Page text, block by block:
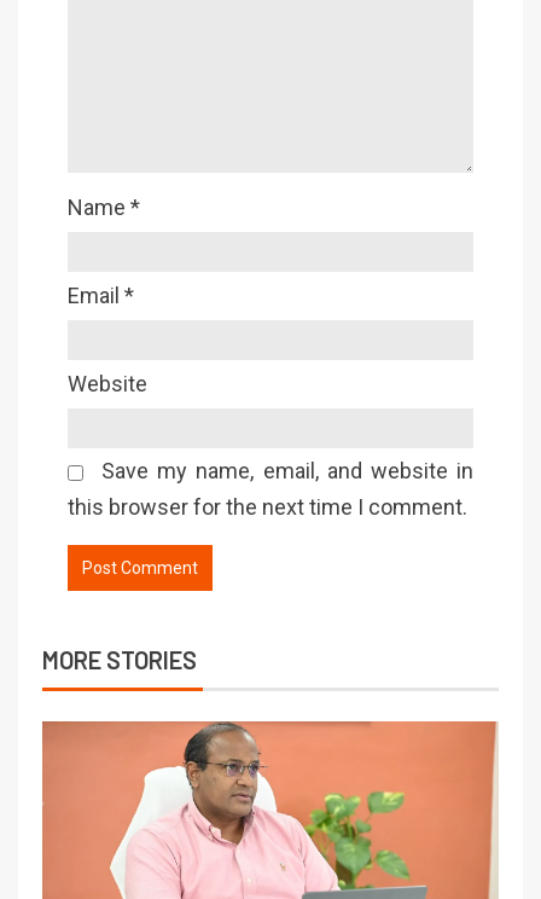
Name *
Email *
Website
Save my name, email, and website in
this browser for the next time I comment.
MORE STORIES